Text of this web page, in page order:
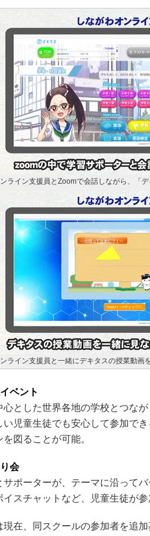
ライン支援員とZoomで会話しながら、「
ライン支援員と一緒にデキタスの授業動画
ベント
心とした世界各地の学校とつな
い児童生徒でも安心して参加で
図ることが可能。
会
サポーターが、テーマに沿って
イスチャットなど、児童生徒が
現在、同スクールの参加者を追